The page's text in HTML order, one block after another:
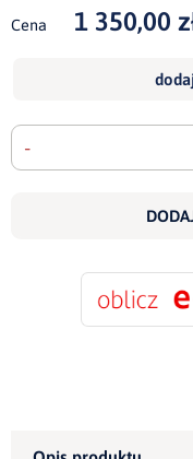
Cena 1 350,00
-